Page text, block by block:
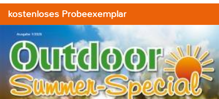
kostenloses Probeexemplar